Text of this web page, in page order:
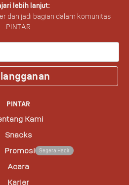
lebih lanjut:
dan jadi bagian dalam komunitas
PINTAR
PINTAR
Kami
Snacks
Promosi
Segera Hadir
Acara
Karier